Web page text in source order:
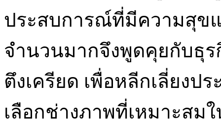
ประสบการณ์ที่มีความสุข
จำนวนมากจึงพูดคุยกับธุ
ตึงเครียด เพื่อหลีกเลี่ยง
เลือกช่างภาพที่เหมาะสม